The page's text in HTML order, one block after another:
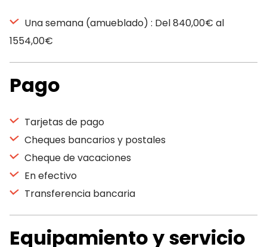
Una semana (amueblado) : Del 840,00€ al
1554,00€
Pago
Tarjetas de pago
Cheques bancarios y postales
Cheque de vacaciones
En efectivo
Transferencia bancaria
Equipamiento y servicio